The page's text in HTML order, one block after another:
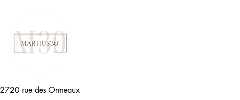
2720 rue des Ormeaux